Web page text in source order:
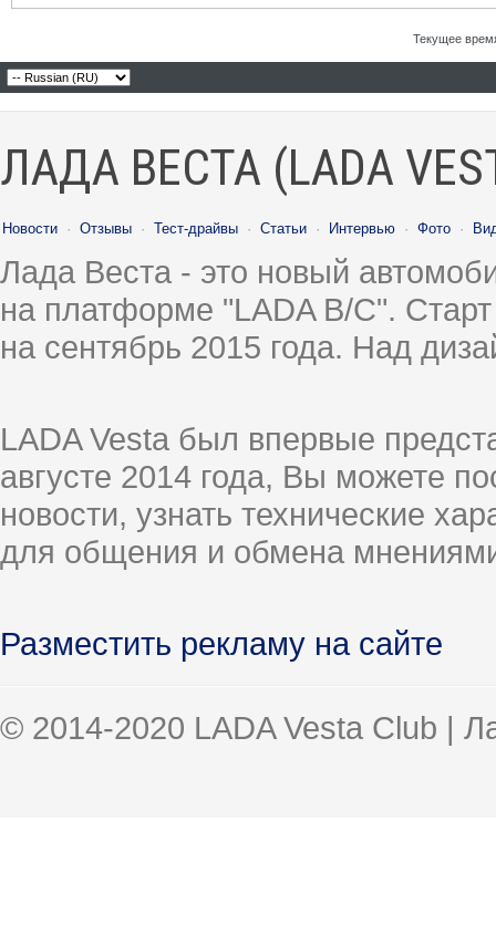
Текущее
ЛАДА ВЕСТА (LADA
Новости · Отзывы · Тест-драйвы · Статьи · Интервью · Фото ·
Лада Веста - это новый
на платформе "LADA B/C".
на сентябрь 2015 года. Над
LADA Vesta был впервые
августе 2014 года, Вы можете
новости, узнать технические
для общения и обмена
Разместить рекламу на сайте
© 2014-2020 LADA Vesta Club |